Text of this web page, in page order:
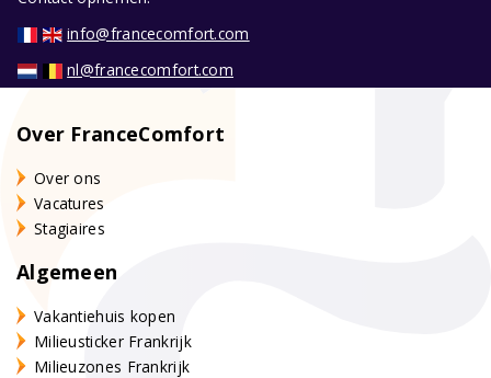
info@francecomfort.com
nl@francecomfort.com
Over FranceComfort
Over ons
Vacatures
Stagiaires
Algemeen
Vakantiehuis kopen
Milieusticker Frankrijk
Milieuzones Frankrijk